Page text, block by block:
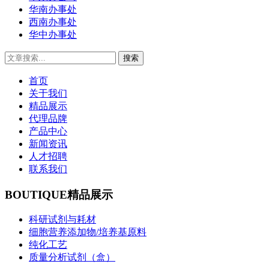
华南办事处
西南办事处
华中办事处
首页
关于我们
精品展示
代理品牌
产品中心
新闻资讯
人才招聘
联系我们
BOUTIQUE精品展示
科研试剂与耗材
细胞营养添加物/培养基原料
纯化工艺
质量分析试剂（盒）